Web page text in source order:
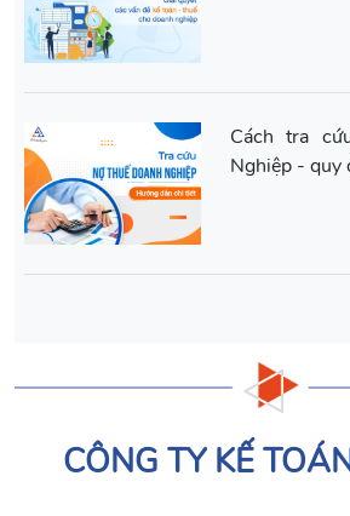
Cách tra
Nghiệp - quy
CÔNG TY KẾ